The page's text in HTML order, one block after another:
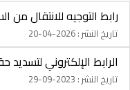
رابط التوجيه للانتقال من
تاريخ النشر : 2026-04-20
الرابط الإلكتروني
تاريخ النشر : 2023-09-29